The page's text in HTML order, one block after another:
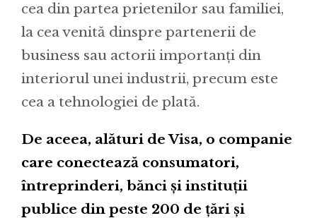
cea din partea prietenilor sau familiei,
la cea venită dinspre partenerii de
business sau actorii importanți din
interiorul unei industrii, precum este
cea a tehnologiei de plată.
De aceea, alături de Visa, o companie
care conectează consumatori,
întreprinderi, bănci și instituții
publice din peste 200 de țări și